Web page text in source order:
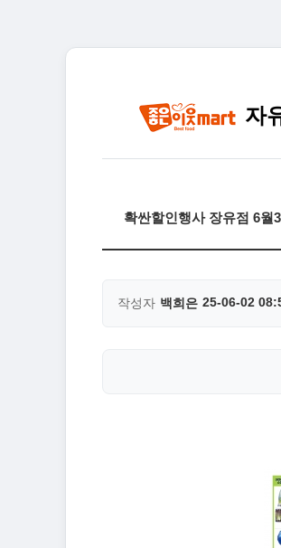
자
확싼할인행사 장유점 6월
작성자 백희은 25-06-02